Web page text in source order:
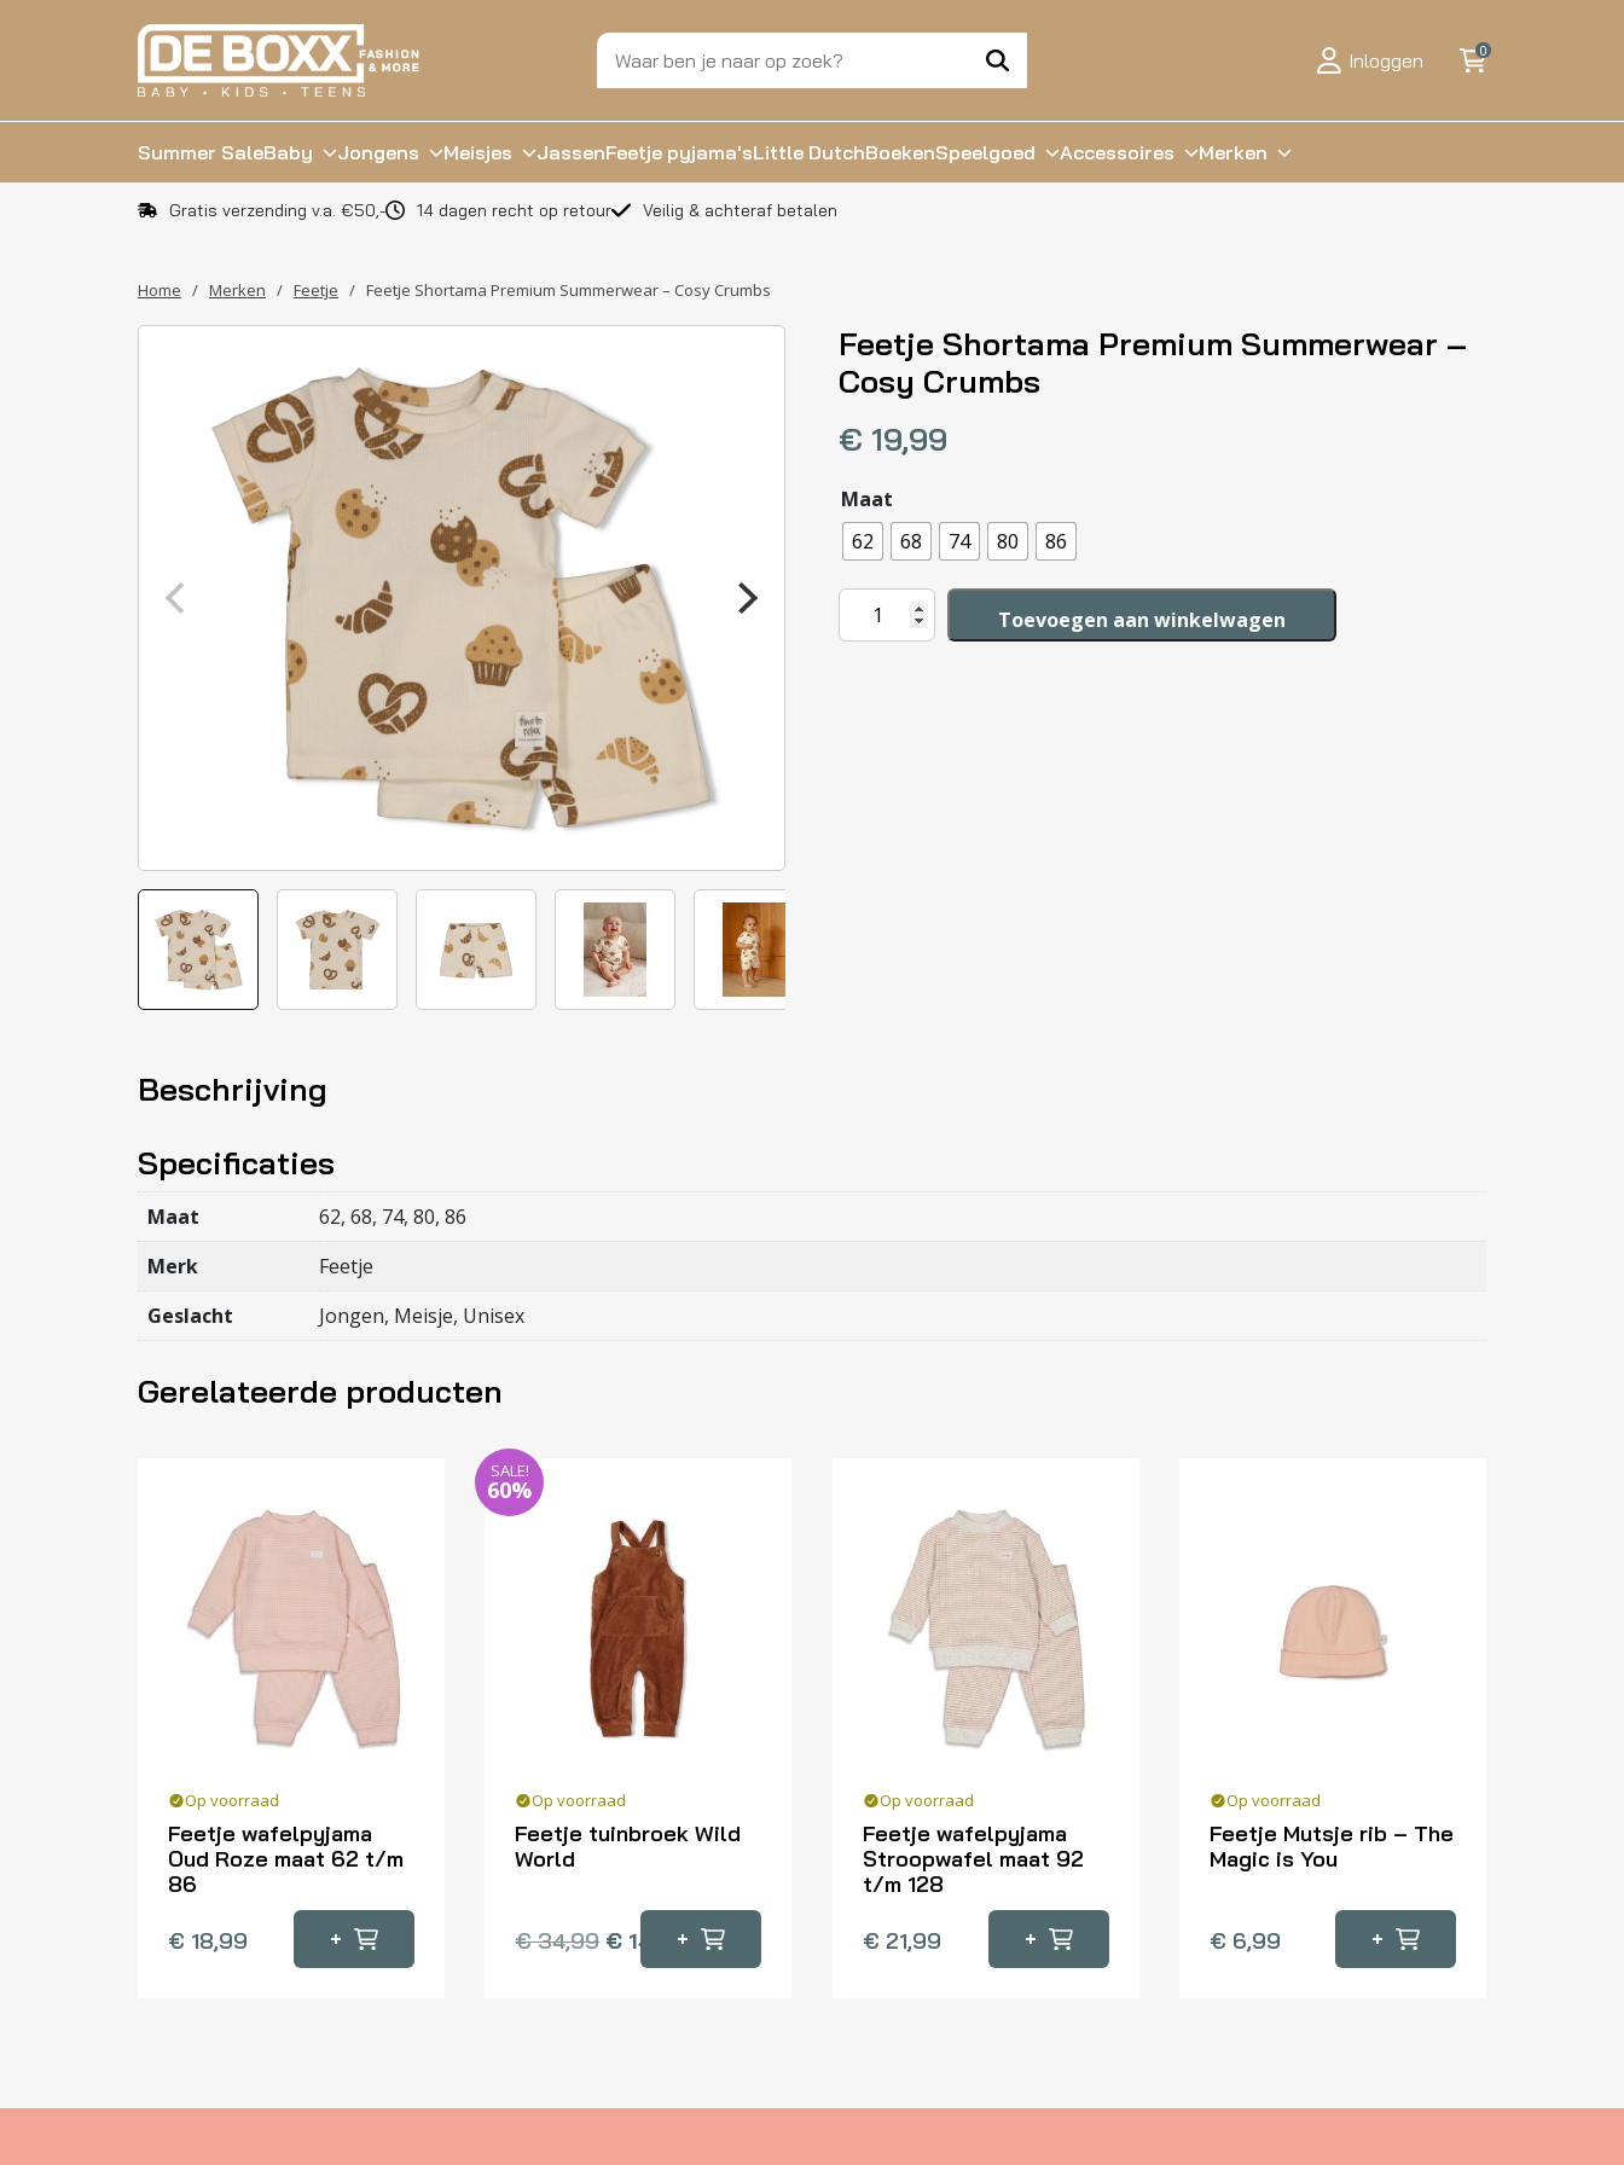
Inloggen 0
Summer SaleBaby Jongens Meisjes JassenFeetje pyjama'sLittle DutchBoekenSpeelgoed Accessoires Merken
Gratis verzending v.a. €50,- 14 dagen recht op retour Veilig & achteraf betalen
Home / Merken / Feetje / Feetje Shortama Premium Summerwear – Cosy Crumbs
Feetje Shortama Premium Summerwear –
Cosy Crumbs
€ 19,99
Maat
62
68 74 80 86
Feetje
Shortama
Toevoegen aan winkelwagen
Beschrijving
Specificaties
Maat
62, 68, 74, 80, 86
Merk
Feetje
Geslacht
Jongen, Meisje, Unisex
Gerelateerde producten
Op voorraad
Feetje wafelpyjama
Oud Roze maat 62 t/m
86
€ 18,99 +
product
optie
SALE!
60%
Op voorraad
Feetje tuinbroek Wild
World
€34,99 € 14,00
+
product
kan
Op voorraad
Feetje wafelpyjama
Stroopwafel maat 92
t/m 128
€ 21,99 +
product
optie
Op voorraad
Feetje Mutsje rib – The
Magic is You
€ 6,99 +